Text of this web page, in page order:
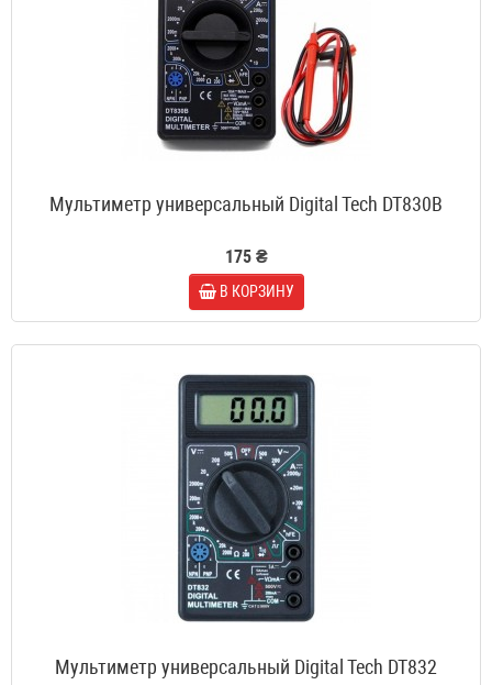
Мультиметр универсальный Digital Tech DT830B
175 ₴
В КОРЗИНУ
Мультиметр универсальный Digital Tech DT832